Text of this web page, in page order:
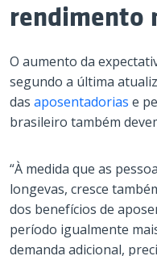
rendimento
O aumento da
segundo a última
das aposentadorias e
brasileiro também
“À medida que as
longevas, cresce
dos benefícios de
período igualmente
demanda adicional,